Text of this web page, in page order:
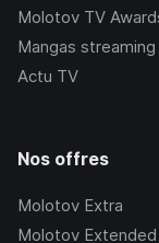
Molotov TV
Mangas streaming
Actu TV
Nos offres
Molotov Extra
Molotov Extended